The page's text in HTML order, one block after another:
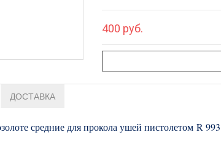
400 руб.
ДОСТАВКА
средние для прокола ушей пистолетом R